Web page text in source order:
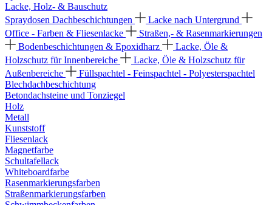
Lacke, Holz- & Bauschutz
Spraydosen Dachbeschichtungen
Lacke nach Untergrund
Office - Farben & Fliesenlacke
Straßen,- & Rasenmarkierungen
Bodenbeschichtungen & Epoxidharz
Lacke, Öle &
Holzschutz für Innenbereiche
Lacke, Öle & Holzschutz für
Außenbereiche
Füllspachtel - Feinspachtel - Polyesterspachtel
Blechdachbeschichtung
Betondachsteine und Tonziegel
Holz
Metall
Kunststoff
Fliesenlack
Magnetfarbe
Schultafellack
Whiteboardfarbe
Rasenmarkierungsfarben
Straßenmarkierungsfarben